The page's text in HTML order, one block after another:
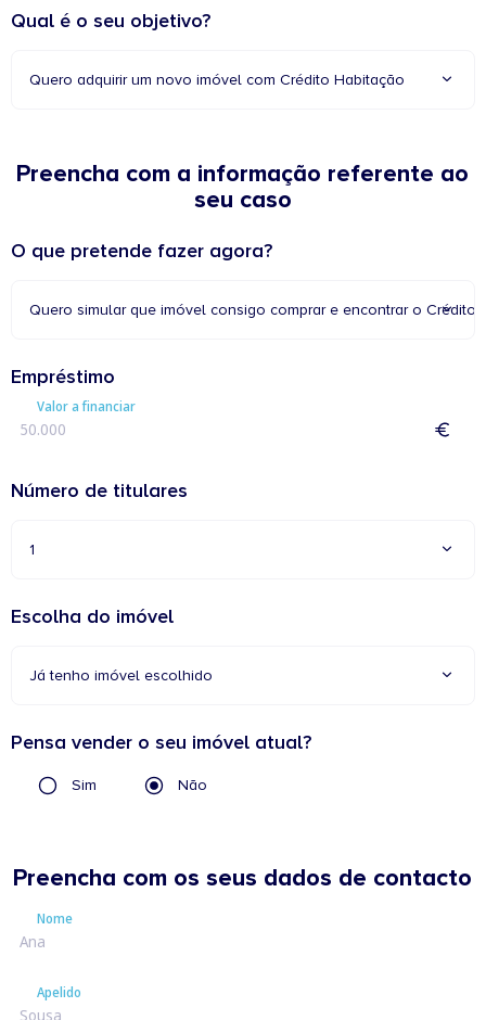
Qual é o seu objetivo?
Quero adquirir um novo imóvel com Crédito Habitação
Preencha com a informação referente ao
seu caso
O que pretende fazer agora?
Quero simular que imóvel consigo comprar e encontrar o Crédito
Empréstimo
Valor a financiar
Número de titulares
1
Escolha do imóvel
Já tenho imóvel escolhido
Pensa vender o seu imóvel atual?
Sim Não
Preencha com os seus dados de contacto
Nome
Nome
Apelido
Apelido